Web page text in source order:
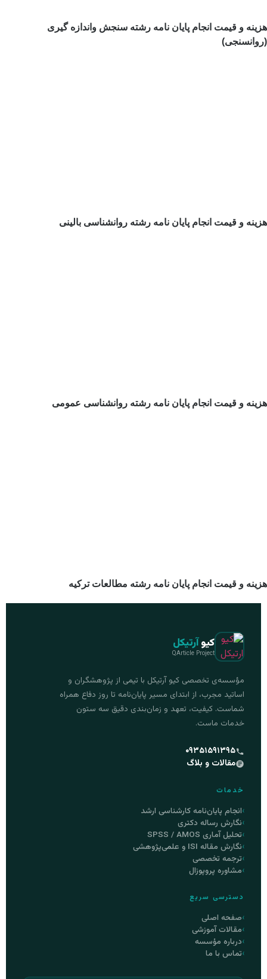
هزینه و قیمت انجام پایان نامه رشته سنجش واندازه گیری
(روانسنجی)
هزینه و قیمت انجام پایان نامه رشته روانشناسی بالینی
هزینه و قیمت انجام پایان نامه رشته روانشناسی عمومی
هزینه و قیمت انجام پایان نامه رشته مطالعات ترکیه
کیوآرتیکل
QArticle Project
مؤسسه‌ی تخصصی کیو آرتیکل با تیمی از پژوهشگران و
اساتید مجرب، از ابتدای مسیر پایان‌نامه تا روز دفاع همراه
شماست. کیفیت، تعهد و زمان‌بندی دقیق سه ستون
خدمات ماست.
۰۹۳۵۱۵۹۱۳۹۵
مقالات و بلاگ
خدمات
انجام پایان‌نامه کارشناسی ارشد
نگارش رساله دکتری
تحلیل آماری SPSS / AMOS
نگارش مقاله ISI و علمی‌پژوهشی
ترجمه تخصصی
مشاوره پروپوزال
دسترسی سریع
صفحه اصلی
مقالات آموزشی
درباره مؤسسه
تماس با ما